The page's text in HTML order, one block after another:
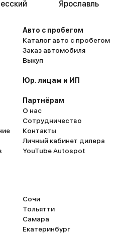
Ярославль
Авто с пробегом
Каталог авто с пробегом
Заказ автомобиля
Выкуп
Юр. лицам и ИП
Партнёрам
О нас
Сотрудничество
Контакты
Личный кабинет дилера
YouTube Autospot
Сочи
Тольятти
Самара
Екатеринбург